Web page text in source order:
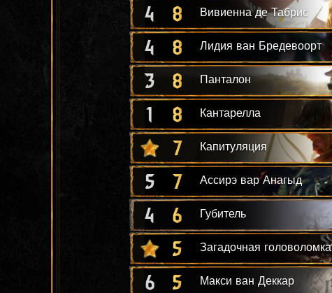
4 8 Вивиенна де Табрис
4 8 Лидия ван Бредевоорт
3 8 Панталон
1 8 Кантарелла
7 Капитуляция
5 7 Ассирэ вар Анагыд
4 6 Губитель
5 Загадочная головоломка
6 5 Макси ван Деккар